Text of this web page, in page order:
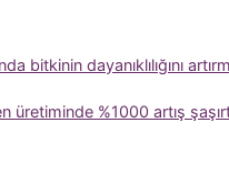
bitkinin dayanıklılığını
üretiminde %1000 artış